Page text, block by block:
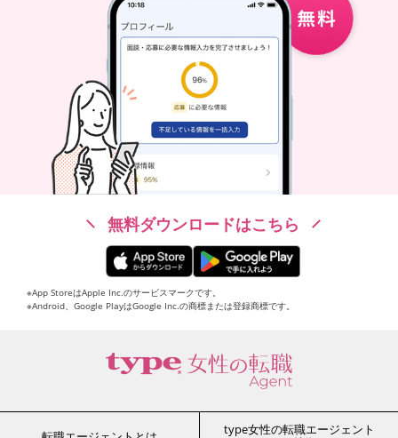
無料ダウンロードはこちら
※App StoreはApple Inc.のサービスマークです。
※Android、Google PlayはGoogle Inc.の商標または登録商標です。
type女性の転職エージェント